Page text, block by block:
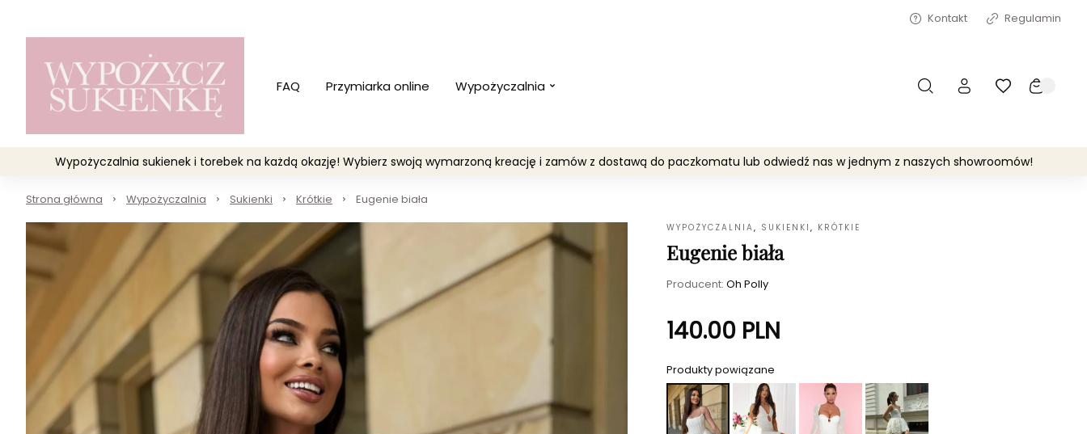
Kontakt Regulamin
FAQ Przymiarka online Wypożyczalnia
Wypożyczalnia sukienek i torebek na każdą okazję! Wybierz swoją wymarzoną kreację i zamów z dostawą do paczkomatu lub odwiedź nas w jednym z naszych showroomów!
Strona główna Wypożyczalnia Sukienki Krótkie Eugenie biała
WYPOŻYCZALNIA, SUKIENKI , KRÓTKIE
Eugenie biała
Producent: Oh Polly
140.00 PLN
Produkty powiązane